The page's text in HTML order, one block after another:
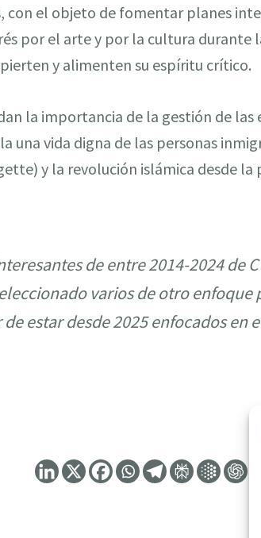
con el objeto de fomentar planes
por el arte y por la cultura durante
y alimenten su espíritu crítico.
la importancia de la gestión de las
una vida digna de las personas
y la revolución islámica desde la
de entre 2014-2024 de
varios de otro enfoque
estar desde 2025 enfocados en